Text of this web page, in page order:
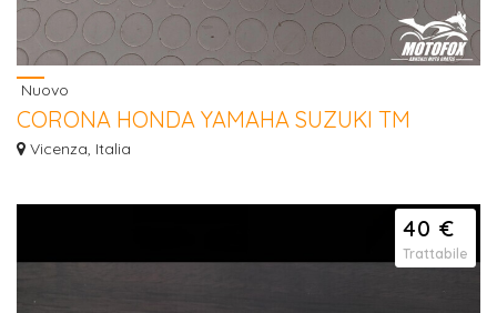
Nuovo
CORONA HONDA YAMAHA SUZUKI TM
GASGAS offert
Vicenza, Italia
40 €
Trattabile